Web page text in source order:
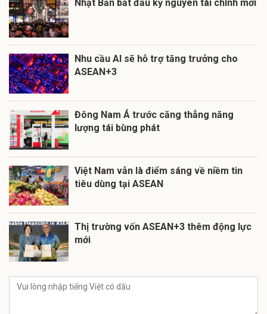
Nhật Bản bắt đầu kỷ nguyên tài chính mới
Nhu cầu AI sẽ hỗ trợ tăng trưởng cho
ASEAN+3
Đông Nam Á trước căng thẳng năng
lượng tái bùng phát
Việt Nam vẫn là điểm sáng về niềm tin
tiêu dùng tại ASEAN
Thị trường vốn ASEAN+3 thêm động lực
mới